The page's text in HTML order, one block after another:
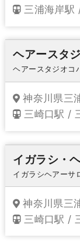
三浦海岸駅
ヘアースタ
ヘアースタジオコ
神奈川県三
三崎口駅 /
イガラシ・
イガラシヘアーサ
神奈川県三
三崎口駅 /